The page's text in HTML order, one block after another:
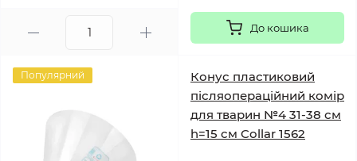
До кошика
Популярний
Конус пластиковий
післяопераційний комір
для тварин №4 31-38 см
h=15 см Collar 1562